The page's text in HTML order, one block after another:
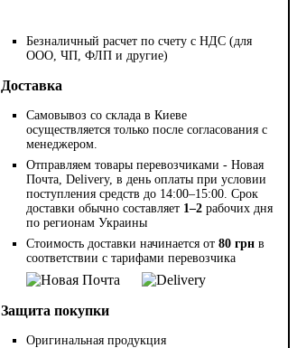
Безналичный расчет по счету с НДС (для
ООО, ЧП, ФЛП и другие)
Доставка
Самовывоз со склада в Киеве
осуществляется только после согласования с
менеджером.
Отправляем товары перевозчиками - Новая
Почта, Delivery, в день оплаты при условии
поступления средств до 14:00–15:00. Срок
доставки обычно составляет 1–2 рабочих дня
по регионам Украины
Стоимость доставки начинается от80 грн в
соответствии с тарифами перевозчика
Защита покупки
Оригинальная продукция